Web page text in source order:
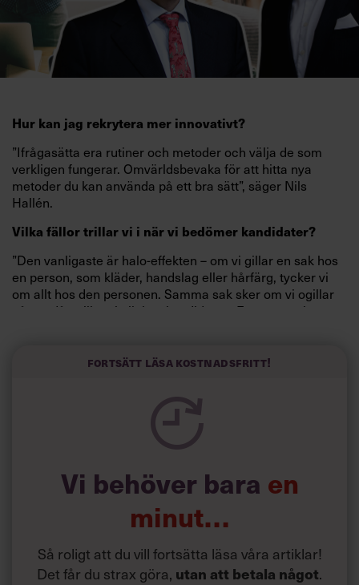
Prenumerera
Hur kan jag rekrytera mer innovativt?
”Ifrågasätta era rutiner och metoder och välja de som
verkligen fungerar. Omvärldsbevaka för att hitta nya
metoder du kan använda på ett bra sätt”, säger Nils
Hallén.
Vilka fällor trillar vi i när vi bedömer kandidater?
”Den vanligaste är halo-effekten – om vi gillar en sak hos
en person, som kläder, handslag eller hårfärg, tycker vi
om allt hos den personen. Samma sak sker om vi ogillar
något, då ogillar vi allt hos kandidaten. Ett annat misstag
Hur får jag min organisation mer attraktiv för
Fortsätt läsa kostnadsfritt!
Vi behöver bara en
minut…
Så roligt att du vill fortsätta läsa våra artiklar!
Det får du strax göra, utan att betala något.